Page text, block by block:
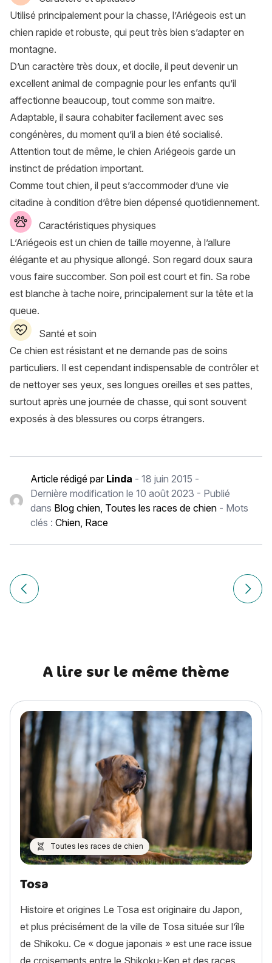
Utilisé principalement pour la chasse, l’Ariégeois est un
chien rapide et robuste, qui peut très bien s’adapter en
montagne.
D’un caractère très doux, et docile, il peut devenir un
excellent animal de compagnie pour les enfants qu’il
affectionne beaucoup, tout comme son maitre.
Adaptable, il saura cohabiter facilement avec ses
congénères, du moment qu’il a bien été socialisé.
Attention tout de même, le chien Ariégeois garde un
instinct de prédation important.
Comme tout chien, il peut s’accommoder d’une vie
citadine à condition d’être bien dépensé quotidiennement.
Caractéristiques physiques
L’Ariégeois est un chien de taille moyenne, à l’allure
élégante et au physique allongé. Son regard doux saura
vous faire succomber. Son poil est court et fin. Sa robe
est blanche à tache noire, principalement sur la tête et la
queue.
Santé et soin
Ce chien est résistant et ne demande pas de soins
particuliers. Il est cependant indispensable de contrôler et
de nettoyer ses yeux, ses longues oreilles et ses pattes,
surtout après une journée de chasse, qui sont souvent
exposés à des blessures ou corps étrangers.
Article rédigé par Linda -18 juin 2015 -
Dernière modification le10 août 2023 - Publié
dans Blog chien, Toutes les races de chien - Mots
clés :Chien, Race
Navigation
de
Article précédent Airedale Terrier Article
A lire sur le même thème
Toutes les races de chien
Tosa
Histoire et origines Le Tosa est originaire du Japon,
et plus précisément de la ville de Tosa située sur l’île
de Shikoku. Ce « dogue japonais » est une race issue
de croisements entre le Shikoku-Ken et des races